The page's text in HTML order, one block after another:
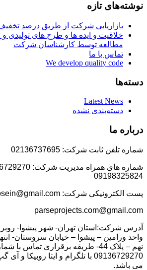
نوشته‌های تازه
بازاریابی شرکت از طریق درصد
خلاقیت و ایده ها و طرح های تولیدی
مطالعه توسط کارشناسان شرکت
تماس با ما
We develop quality code
دسته‌ها
Latest News
دسته‌بندی نشده
درباره ما
شماره تلفن ثابت شرکت: 02136737695
09198325824
پست الکترونیکی شرکت: amin.hosein@gmail.com
parseprojects.com@gmail.com
آدرس شرکت:استان تهران- شهر پیشوا-
واحد ورامین – پیشوا – خیابان سروستان-
نهم – پلاک 44- طریقه برقراری تماس با
09136729270 با تلگرام و ایتا
می باشد.